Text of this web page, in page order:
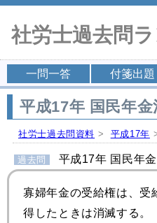
社労士過去問
一問一答 付箋出題
平成17年 国民年
社労士過去問資料 > 平成17年
過去問 平成17年 国民年
寡婦年金の受給権は、受
得したときは消滅する。